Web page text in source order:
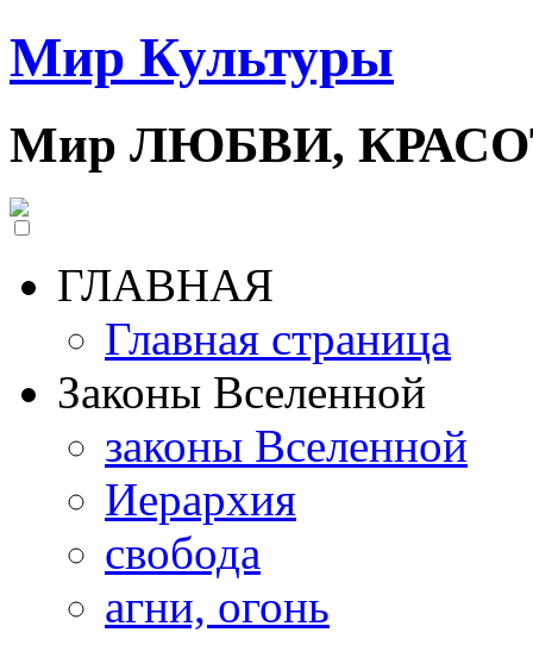
Мир Культуры
Мир ЛЮБВИ,
ГЛАВНАЯ
Главная страница
Законы Вселенной
законы Вселенной
Иерархия
свобода
агни, огонь